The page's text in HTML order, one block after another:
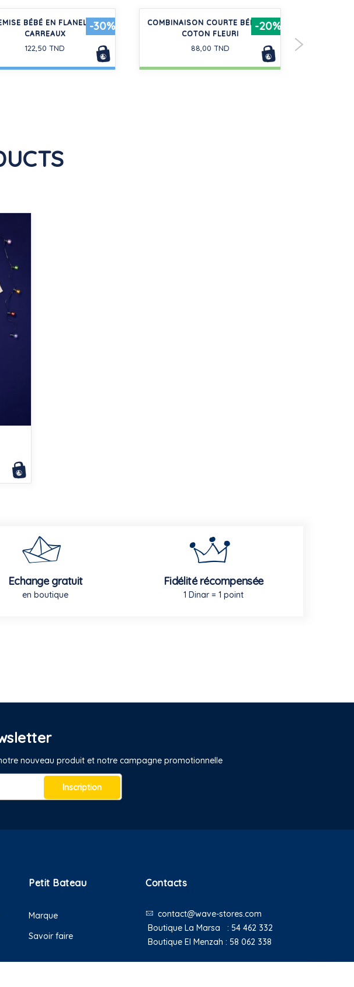
-30%
BÉBÉ EN FLANELLE À
CARREAUX
122,50 TND
-20%
COMBINAISON COURTE BÉBÉ EN
COTON FLEURI
88,00 TND
Echange gratuit
en boutique
Fidélité récompensée
1 Dinar = 1 point
nouveau produit et notre campagne promotionnelle
Inscription
Petit Bateau
Marque
Savoir faire
Contacts
contact@wave-stores.com
Boutique La Marsa : 54 462 332
Boutique El Menzah : 58 062 338